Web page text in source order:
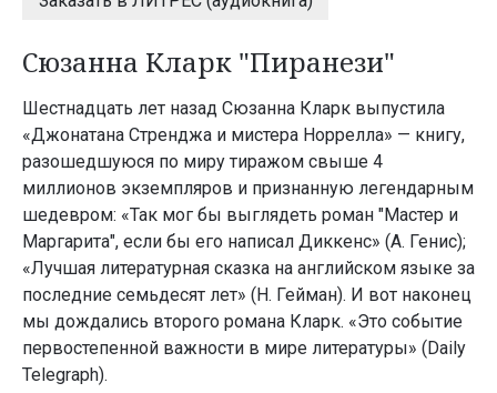
Сюзанна Кларк "Пиранези"
Шестнадцать лет назад Сюзанна Кларк выпустила
«Джонатана Стренджа и мистера Норрелла» — книгу,
разошедшуюся по миру тиражом свыше 4
миллионов экземпляров и признанную легендарным
шедевром: «Так мог бы выглядеть роман "Мастер и
Маргарита", если бы его написал Диккенс» (А. Генис);
«Лучшая литературная сказка на английском языке за
последние семьдесят лет» (Н. Гейман). И вот наконец
мы дождались второго романа Кларк. «Это событие
первостепенной важности в мире литературы» (Daily
Telegraph).